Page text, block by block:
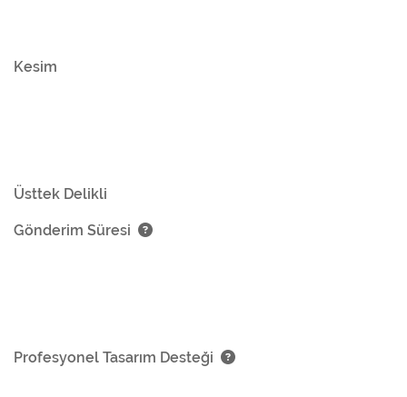
Kesim
Üsttek Delikli
Gönderim Süresi
Profesyonel Tasarım Desteği